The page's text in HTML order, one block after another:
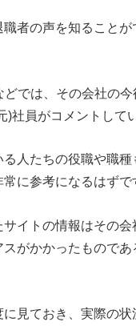
者の声を知ること
どでは、その会社の
)社員がコメントして
人たちの役職や職種
に参考になるはずで
サイトの情報はその
がかかったものであ
見ておき、実際の